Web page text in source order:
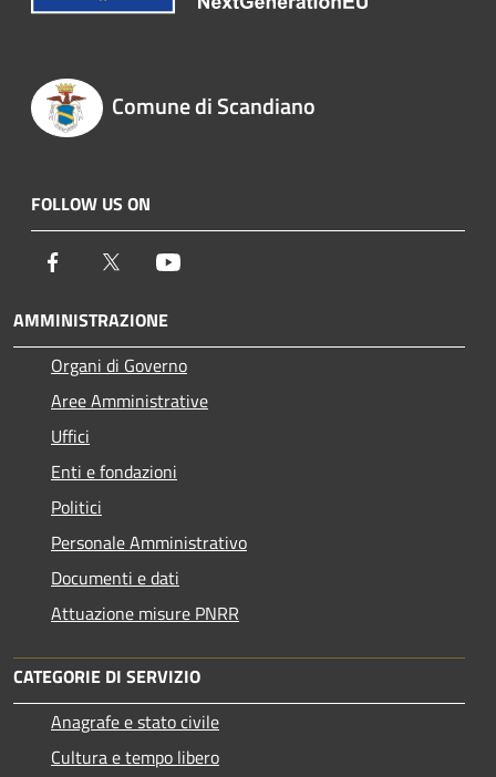
Comune di Scandiano
FOLLOW US ON
Facebook Twitter
AMMINISTRAZIONE
Organi di Governo
Aree Amministrative
Uffici
Enti e fondazioni
Politici
Personale Amministrativo
Documenti e dati
Attuazione misure PNRR
CATEGORIE DI SERVIZIO
Anagrafe e stato civile
Cultura e tempo libero